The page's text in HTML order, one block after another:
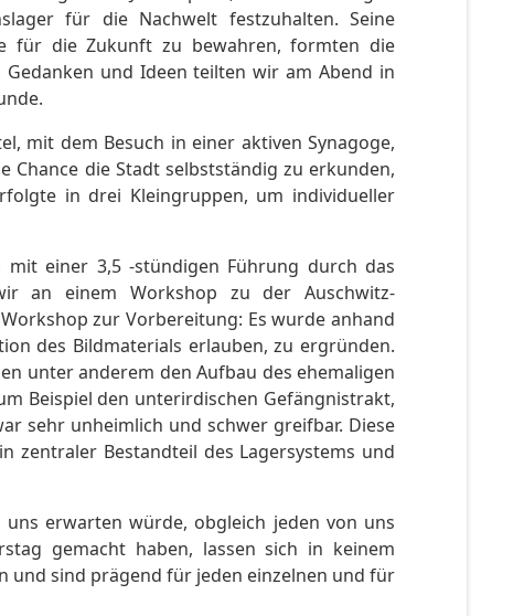
für die Nachwelt festzuhalten. Seine
für die Zukunft zu bewahren, formten die
und Ideen teilten wir am Abend in
mit dem Besuch in einer aktiven Synagoge,
die Stadt selbstständig zu erkunden,
in drei Kleingruppen, um individueller
einer 3,5 -stündigen Führung durch das
an einem Workshop zu der Auschwitz-
zur Vorbereitung: Es wurde anhand
des Bildmaterials erlauben, zu ergründen.
unter anderem den Aufbau des ehemaligen
Beispiel den unterirdischen Gefängnistrakt,
sehr unheimlich und schwer greifbar. Diese
zentraler Bestandteil des Lagersystems und
erwarten würde, obgleich jeden von uns
gemacht haben, lassen sich in keinem
und sind prägend für jeden einzelnen und für